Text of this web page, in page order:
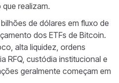
realizam.
de dólares em fluxo de
dos ETFs de Bitcoin.
alta liquidez, ordens
RFQ, custódia institucional e
geralmente começam em